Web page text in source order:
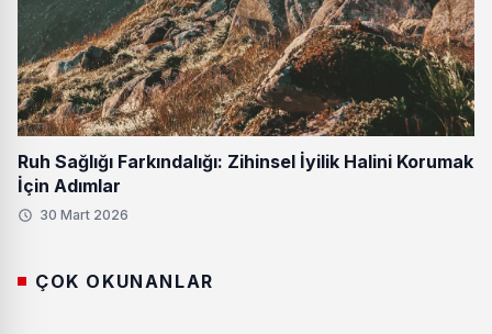
Ruh Sağlığı Farkındalığı: Zihinsel İyilik Halini Korumak
İçin Adımlar
30 Mart 2026
ÇOK OKUNANLAR